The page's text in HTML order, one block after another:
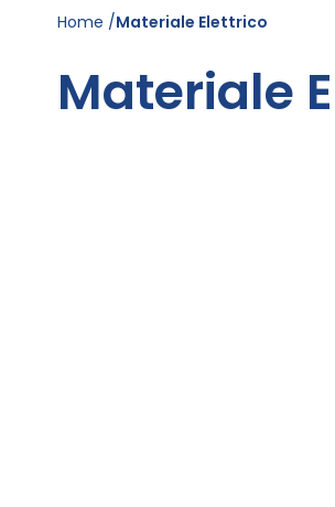
Home Materiale Elettrico
Materiale